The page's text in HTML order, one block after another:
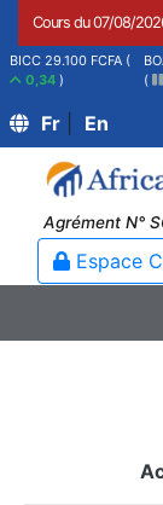
Cours du07/08/
BICC 29.100 FCFA (
0,34 )
(
Fr En
Agrément N°
Espace